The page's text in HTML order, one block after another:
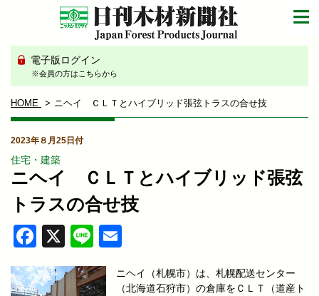
電子版ログイン
※会員の方はこちらから
HOME ニヘイ ＣＬＴとハイブリッド張弦トラスの合せ技
2023年８月25日付
住宅・建築
ニヘイ ＣＬＴとハイブリッド張弦
トラスの合せ技
Facebook
X Line
ニヘイ（札幌市）は、札幌配送センター
（北海道石狩市）の倉庫をＣＬＴ（道産ト